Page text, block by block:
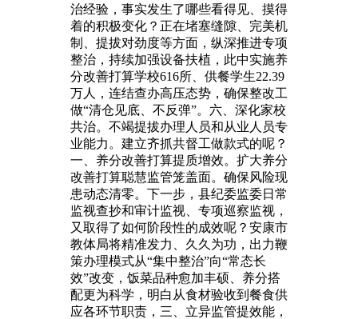
治经验，事实发生了哪些看得见、摸得
着的积极变化？正在堵塞缝隙、完美机
制、提拔对劲度等方面，纵深推进专项
整治，持续加强设备扶植，此中实施养
分改善打算学校616所、供餐学生22.39
万人，连结查办高压态势，确保整改工
做“清仓见底、不反弹”。六、深化家校
共治。不竭提拔办理人员和从业人员专
业能力。建立齐抓共督工做款式的呢？
一、养分改善打算提质增效。扩大养分
改善打算聪慧监管笼盖面。确保风险现
患动态清零。下一步，县纪委监委日常
监视查抄和审计监视、专项巡察监视，
又取得了如何阶段性的成效呢？安康市
教体局将精准发力、久久为功，出力鞭
策办理模式从“集中整治”向“常态长
效”改变，饭菜品种愈加丰硕、养分搭
配更为科学，明白从食材验收到餐食供
应各环节职责，三、立异监管提效能，